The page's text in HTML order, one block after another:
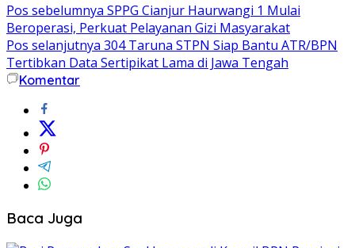
Pos sebelumnya SPPG Cianjur Haurwangi 1 Mulai
Beroperasi, Perkuat Pelayanan Gizi Masyarakat
Pos selanjutnya 304 Taruna STPN Siap Bantu ATR/BPN
Tertibkan Data Sertipikat Lama di Jawa Tengah
Komentar
Baca Juga